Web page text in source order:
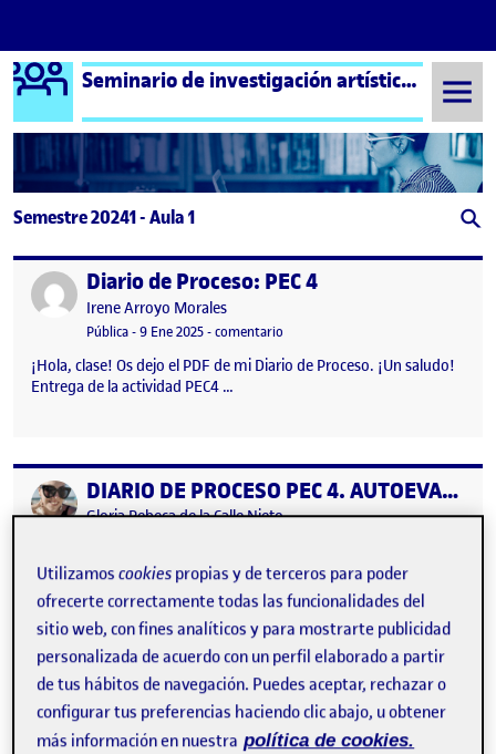
Saltar al contenido
Logo Ágora Seminario de investigación artística – Aula 1
Semestre 20241 - Aula 1
Publicado porDiario de Proceso: PEC 4
Publicado por
Irene Arroyo Morales
Visibilidad:
Pública-Fecha de publicación
9 Ene 202523 febrero, 2026 1:38 pm
-comentario
¡Hola, clase! Os dejo el PDF de mi Diario de Proceso. ¡Un saludo!
Entrega de la actividad PEC4 …
Publicado por DIARIO DE PROCESO PEC 4. AUTOEVALUACIÓN
Publicado por
Gloria Rebeca de la Calle Nieto
Entrega de la actividad PEC4 …
Publicado porDIARIO DE PROCESO
Publicado por
Julio Jesus de Gracia Jorge
Visibilidad:Fecha de publicación
6 Ene 2025 en DIARIO DE PROCESO
Utilizamoscookies propias y de terceros para poder
ofrecerte correctamente todas las funcionalidades del
sitio web, con fines analíticos y para mostrarte publicidad
personalizada de acuerdo con un perfil elaborado a partir
de tus hábitos de navegación. Puedes aceptar, rechazar o
configurar tus preferencias haciendo clic abajo, u obtener
más información en nuestra política de cookies.